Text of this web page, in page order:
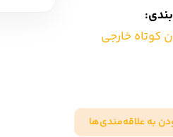
کوتاه خارجی
به علاقه‌مندی‌ها